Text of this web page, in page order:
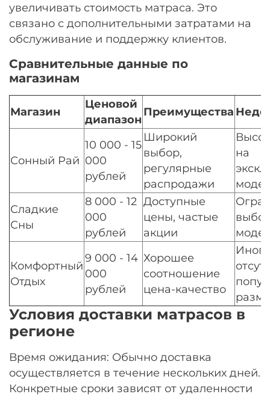
увеличивать стоимость матраса. Это
связано с дополнительными затратами на
обслуживание и поддержку клиентов.
Сравнительные данные по
магазинам
Магазин
Ценовой
диапазон
Преимущества
Сонный Рай
10 000 - 15
000
рублей
Широкий
выбор,
регулярные
распродажи
на
Сладкие
Сны
8 000 - 12
000
рублей
Доступные
цены, частые
акции
Комфортный
Отдых
9 000 - 14
000
рублей
Хорошее
соотношение
цена-качество
Условия доставки матрасов в
регионе
Время ожидания: Обычно доставка
осуществляется в течение нескольких дней.
Конкретные сроки зависят от удаленности